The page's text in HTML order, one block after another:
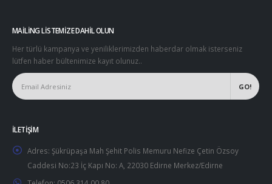
MAILING LISTEMIZE DAHIL OLUN
Her türlü kampanya ve yeniliklerimizden haberdar olmak isterseniz
lütfen haber bültenimize kayıt olunuz..
İLETIŞIM
Adres: Şükrüpaşa Mah Şehit Polis Memuru Nefize Çetin Özsoy
Caddesi No:23 İç Kapı No: A, 22030 Edirne Merkez/Edirne